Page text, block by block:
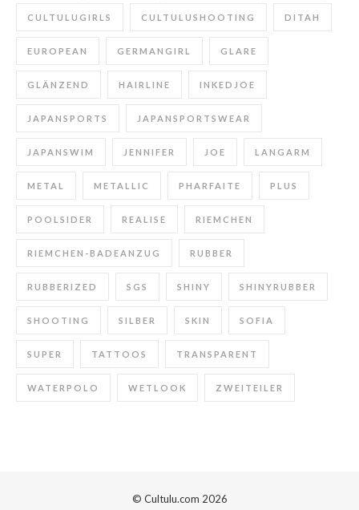
CULTULUGIRLS CULTULUSHOOTING DITAH
EUROPEAN GERMANGIRL GLARE
GLÄNZEND HAIRLINE INKEDJOE
JAPANSPORTS JAPANSPORTSWEAR
JAPANSWIM JENNIFER JOE LANGARM
METAL METALLIC PHARFAITE PLUS
POOLSIDER REALISE RIEMCHEN
RIEMCHEN-BADEANZUG RUBBER
RUBBERIZED SGS SHINY SHINYRUBBER
SHOOTING SILBER SKIN SOFIA
SUPER TATTOOS TRANSPARENT
WATERPOLO WETLOOK ZWEITEILER
© Cultulu.com 2026